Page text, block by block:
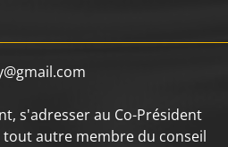
s'adresser au Co-Président
tout autre membre du conseil